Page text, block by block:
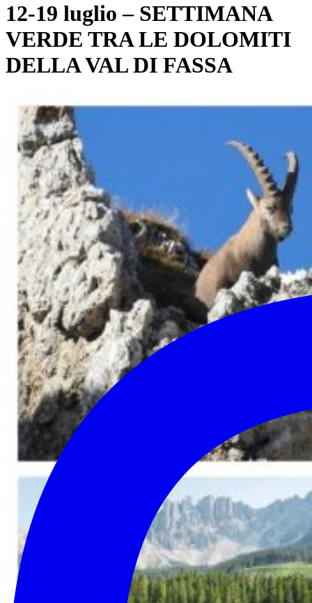
12-19 luglio – SETTIMANA
VERDE TRA LE DOLOMITI
DELLA VAL DI FASSA